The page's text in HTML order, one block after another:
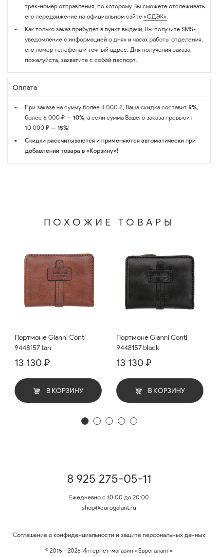
трек-номер отправления, по которому Вы сможете отслеживать
его передвижение на официальном сайте «СДЭК».
Как только заказ прибудет в пункт выдачи, Вы получите SMS-
уведомление с информацией о днях и часах работы отделения,
его номер телефона и точный адрес. Для получения заказа,
пожалуйста, захватите с собой паспорт.
Оплата
При заказе на сумму более 4 000 ₽, Ваша скидка составит 5%,
более 6 000 ₽ — 10%, а если сумма Вашего заказа превысит
10 000 ₽ — 15%!
Скидки рассчитываются и применяются автоматически при
добавлении товара в «Корзину»!
ПОХОЖИЕ ТОВАРЫ
Портмоне Gianni Conti
9448157 tan
13 130 ₽
В КОРЗИНУ
Портмоне Gianni Conti
9448157 black
13 130 ₽
В КОРЗИНУ
8 925 275-05-11
Ежедневно с 10:00 до 20:00
shop@eurogalant.ru
Соглашение о конфиденциальности и защите персональных данных
© 2015 - 2026 Интернет-магазин «Еврогалант»